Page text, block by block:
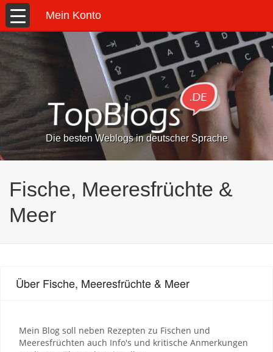
Mein Konto
Die besten Weblogs in deutscher Sprache
Fische, Meeresfrüchte &
Meer
Über Fische, Meeresfrüchte & Meer
Mein Blog soll neben Rezepten zu Fischen und
Meeresfrüchten auch Info's und kritische Anmerkungen